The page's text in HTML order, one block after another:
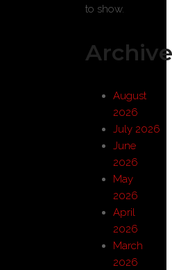
to show.
August
2026
July 2026
June
2026
May
2026
April
2026
March
2026